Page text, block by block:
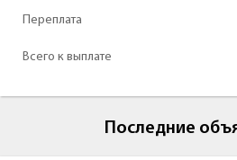
Переплата
Всего к выплате
Последние